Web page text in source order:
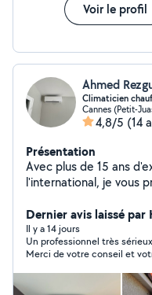
Voir le profil
Ahmed
Climaticien
Cannes (Petit-
4,8/5 (14
Présentation
Avec plus de 15 ans
l'international, je vous
installation, entretien,
rénovation, recherche
Certifié par Daikin,
Dépannage et Mise en
programmation GTC
Dernier avis laissé par
Il y a 14 jours
Un professionnel très
Merci de votre conseil et